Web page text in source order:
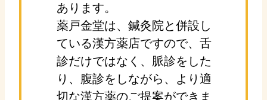
あります。
薬戸金堂は、鍼灸院と併設し
ている漢方薬店ですので、舌
診だけではなく、脈診をした
り、腹診をしながら、より適
切な漢方薬のご提案ができま